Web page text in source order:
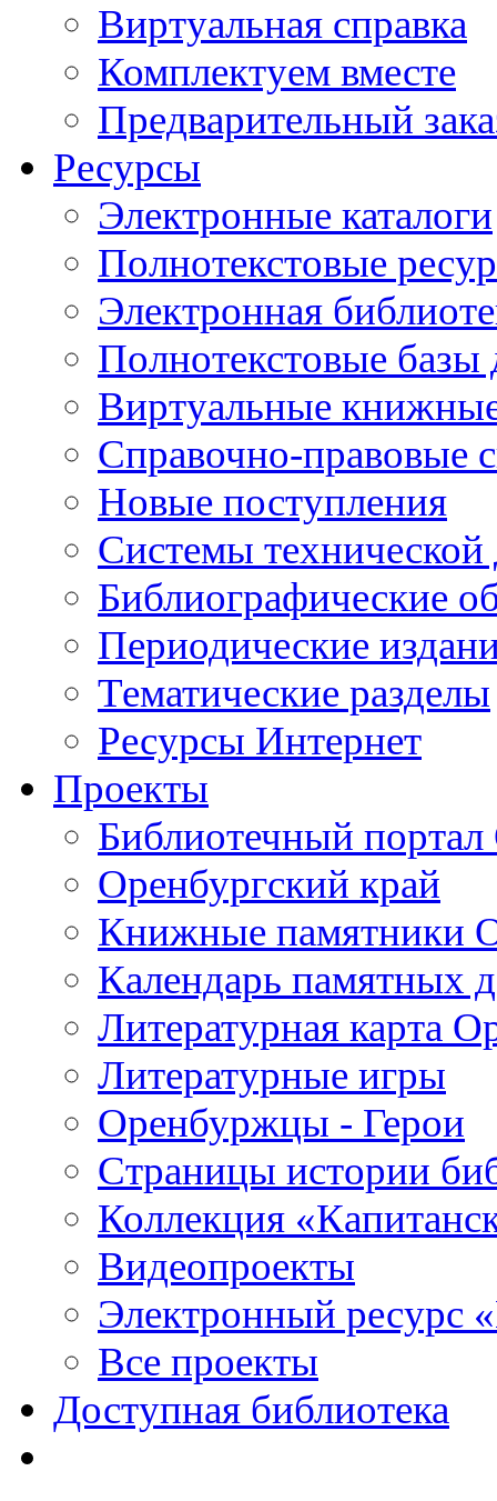
Виртуальная справка
Комплектуем вместе
Предварительный
Ресурсы
Электронные каталоги
Полнотекстовые
Электронная
Полнотекстовые
Виртуальные
Справочно-правовые
Новые поступления
Cистемы
Библиографические
Периодические
Тематические разделы
Ресурсы Интернет
Проекты
Библиотечный портал
Оренбургский край
Книжные памятники
Календарь памятных
Литературная карта
Литературные игры
Оренбуржцы - Герои
Страницы истории
Коллекция
Видеопроекты
Электронный ресурс
Все проекты
Доступная библиотека